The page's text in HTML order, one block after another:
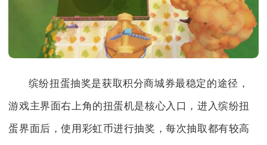
缤纷扭蛋抽奖是获取积分商城券最稳定的途径，
游戏主界面右上角的扭蛋机是核心入口，进入缤纷扭
蛋界面后，使用彩虹币进行抽奖，每次抽取都有较高